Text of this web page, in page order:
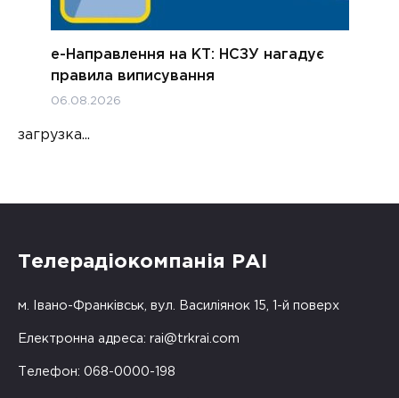
е-Направлення на КТ: НСЗУ нагадує
правила виписування
06.08.2026
загрузка...
Телерадіокомпанія РАІ
м. Івано-Франківськ, вул. Василіянок 15, 1-й поверх
Електронна адреса: rai@trkrai.com
Телефон: 068-0000-198